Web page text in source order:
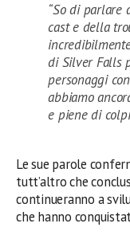
“So di parlare
cast e della
di Silver Falls
personaggi
abbiamo
e piene di
Le sue parole
tutt’altro che
continueranno a
che hanno